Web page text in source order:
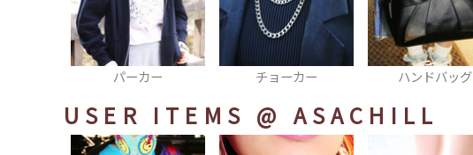
チョーカー ハンドバッグ 厚底サンダル
USER ITEMS @ ASACHILL